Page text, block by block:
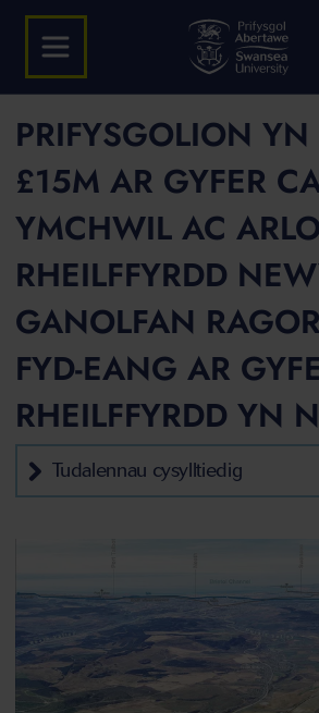
PRIFYSGOLION
£15M AR GYFER
YMCHWIL AC
RHEILFFYRDD
GANOLFAN
FYD-EANG AR
RHEILFFYRDD YN
Tudalennau cysylltiedig